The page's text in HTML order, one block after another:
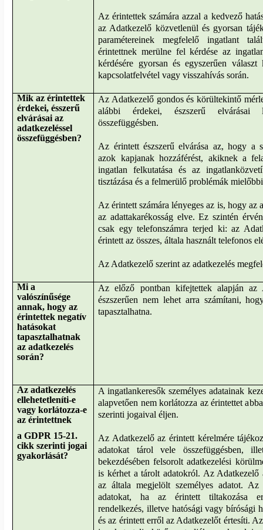
Az érintettek számára azzal a kedvező
az Adatkezelő közvetlenül és gyorsan
paramétereinek megfelelő ingatlant
érintettnek merülne fel kérdése az
kérdésére gyorsan és egyszerűen
kapcsolatfelvétel vagy visszahívás során.
Mik az érintettek
érdekei, ésszerű
elvárásai az
adatkezeléssel
összefüggésben?
Az Adatkezelő gondos és körültekintő
alábbi érdekei, észszerű elvárásai
összefüggésben.
Az érintett észszerű elvárása az, hogy a
azok kapjanak hozzáférést, akiknek a
ingatlan felkutatása és az
tisztázása és a felmerülő problémák
Az érintett számára lényeges az is, hogy az
az adattakarékosság elve. Ez szintén
csak egy telefonszámra terjed ki: az
érintett az összes, általa használt telefonos
Az Adatkezelő szerint az adatkezelés
Mi a
valószínűsége
annak, hogy az
érintettek negatív
hatásokat
tapasztalhatnak
az adatkezelés
során?
Az előző pontban kifejtettek alapján az
észszerűen nem lehet arra számítani,
tapasztalhatna.
Az adatkezelés
ellehetetleníti-e
vagy korlátozza-e
az érintettnek
a GDPR 15-21.
cikk szerinti jogai
gyakorlását?
A ingatlankeresők személyes adatainak
alapvetően nem korlátozza az érintettet
szerinti jogaival éljen.
Az Adatkezelő az érintett kérelmére
adatokat tárol vele összefüggésben,
bekezdésében felsorolt adatkezelési
is kérhet a tárolt adatokról. Az Adatkezelő
az általa megjelölt személyes adatot.
adatokat, ha az érintett tiltakozása
rendelkezés, illetve hatósági vagy bírósági
és az érintett erről az Adatkezelőt értesíti.